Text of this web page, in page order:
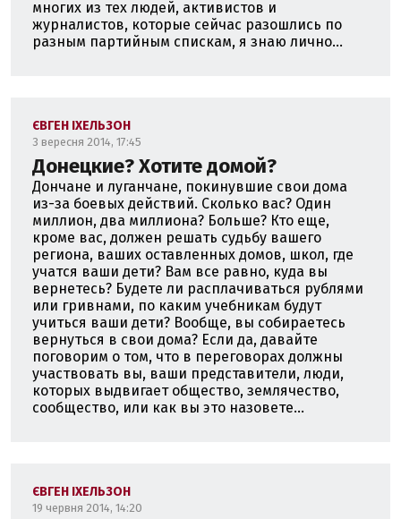
многих из тех людей, активистов и
журналистов, которые сейчас разошлись по
разным партийным спискам, я знаю лично...
ЄВГЕН ІХЕЛЬЗОН
3 вересня 2014, 17:45
Донецкие? Хотите домой?
Дончане и луганчане, покинувшие свои дома
из-за боевых действий. Сколько вас? Один
миллион, два миллиона? Больше? Кто еще,
кроме вас, должен решать судьбу вашего
региона, ваших оставленных домов, школ, где
учатся ваши дети? Вам все равно, куда вы
вернетесь? Будете ли расплачиваться рублями
или гривнами, по каким учебникам будут
учиться ваши дети? Вообще, вы собираетесь
вернуться в свои дома? Если да, давайте
поговорим о том, что в переговорах должны
участвовать вы, ваши представители, люди,
которых выдвигает общество, землячество,
сообщество, или как вы это назовете...
ЄВГЕН ІХЕЛЬЗОН
19 червня 2014, 14:20